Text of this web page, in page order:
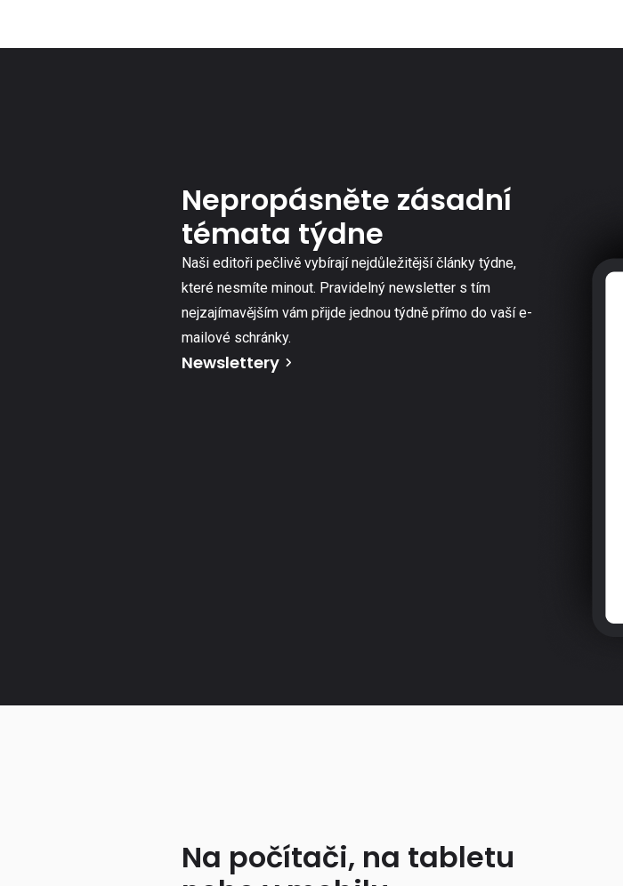
Nepropásněte zásadní
témata týdne
Naši editoři pečlivě vybírají nejdůležitější články týdne,
které nesmíte minout. Pravidelný newsletter s tím
nejzajímavějším vám přijde jednou týdně přímo do vaší e-
mailové schránky.
Newslettery
Na počítači, na tabletu